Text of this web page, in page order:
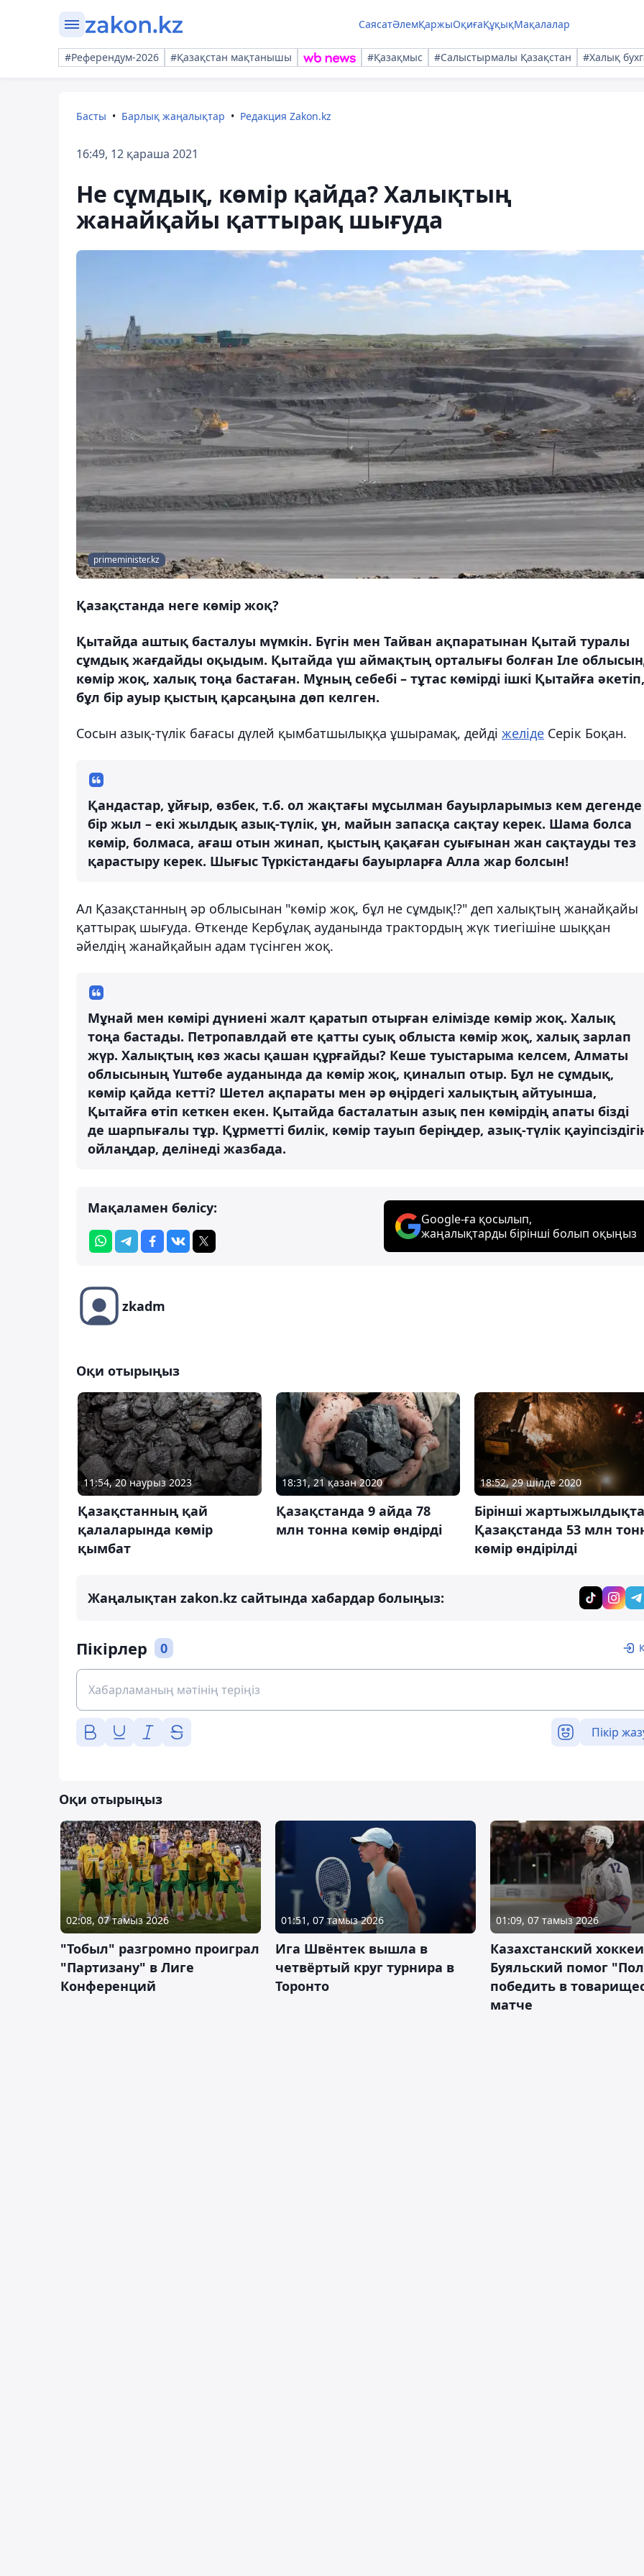
СаясатӘлемҚаржыОқиғаҚұқықМақалалар
#Референдум-2026 #Қазақстан мақтанышы #Қазақмыс #Салыстырмалы Қазақстан #Халық
Басты Барлық жаңалықтар Редакция Zakon.kz
16:49, 12 қараша 2021
Не сұмдық, көмір қайда? Халықтың
жанайқайы қаттырақ шығуда
primeminister.kz
Қазақстанда неге көмір жоқ?
Қытайда аштық басталуы мүмкін. Бүгін мен Тайван ақпаратынан Қытай туралы
сұмдық жағдайды оқыдым. Қытайда үш аймақтың орталығы болған Іле
көмір жоқ, халық тоңа бастаған. Мұның себебі – тұтас көмірді ішкі Қытайға әкетіп,
бұл бір ауыр қыстың қарсаңына дөп келген.
Сосын азық-түлік бағасы дүлей қымбатшылыққа ұшырамақ, дейді желіде Серік Боқан.
Қандастар, ұйғыр, өзбек, т.б. ол жақтағы мұсылман бауырларымыз кем дегенде
бір жыл – екі жылдық азық-түлік, ұн, майын запасқа сақтау керек. Шама болса
көмір, болмаса, ағаш отын жинап, қыстың қақаған суығынан жан сақтауды тез
қарастыру керек. Шығыс Түркістандағы бауырларға Алла жар болсын!
Ал Қазақстанның әр облысынан "көмір жоқ, бұл не сұмдық!?" деп халықтың жанайқайы
қаттырақ шығуда. Өткенде Кербұлақ ауданында трактордың жүк тиегішіне шыққан
әйелдің жанайқайын адам түсінген жоқ.
Мұнай мен көмірі дүниені жалт қаратып отырған елімізде көмір жоқ. Халық
тоңа бастады. Петропавлдай өте қатты суық облыста көмір жоқ, халық зарлап
жүр. Халықтың көз жасы қашан құрғайды? Кеше туыстарыма келсем, Алматы
облысының Үштөбе ауданында да көмір жоқ, қиналып отыр. Бұл не сұмдық,
көмір қайда кетті? Шетел ақпараты мен әр өңірдегі халықтың айтуынша,
Қытайға өтіп кеткен екен. Қытайда басталатын азық пен көмірдің апаты бізді
де шарпығалы тұр. Құрметті билік, көмір тауып беріңдер, азық-түлік
ойлаңдар, делінеді жазбада.
Мақаламен бөлісу:
Google-ға қосылып,
жаңалықтарды бірінші болып оқыңыз
zkadm
Оқи отырыңыз
11:54, 20 наурыз 2023
Қазақстанның қай
қалаларында көмір
қымбат
18:31, 21 қазан 2020
Қазақстанда 9 айда 78
млн тонна көмір өндірді
18:52, 29 шілде 2020
Бірінші жартыжылдықта
Қазақстанда 53 млн
көмір өндірілді
Жаңалықтан zakon.kz сайтында хабардар болыңыз:
Пікірлер 0
Пікір
Оқи отырыңыз
02:08, 07 тамыз 2026
"Тобыл" разгромно проиграл
"Партизану" в Лиге
Конференций
01:51, 07 тамыз 2026
Ига Швёнтек вышла в
четвёртый круг турнира в
Торонто
01:09, 07 тамыз 2026
Казахстанский
Буяльский помог
победить в
матче